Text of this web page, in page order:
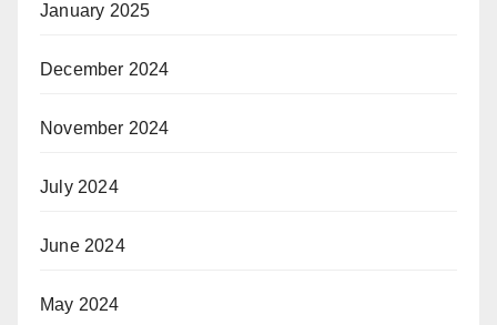
January 2025
December 2024
November 2024
July 2024
June 2024
May 2024